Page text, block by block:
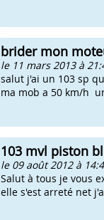
brider mon
le 11 mars 2013 à
salut j'ai un 103 sp
ma mob a 50 km/h
103 mvl piston
le 09 août 2012 à
Salut à tous je vous
elle s'est arreté net